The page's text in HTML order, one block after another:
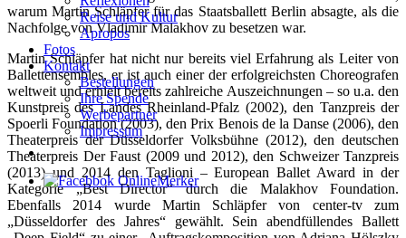
Reise und Kultur
Apropos
Fotos
Kontakt
Bestellungen
Ihre Spende
Werbepartner
Impressum
warum Martin Schläpfer für das Staatsballett Berlin absagte, als die
Nachfolge von Vladimir Malakhov zu besetzen war.
Martin Schläpfer hat nicht nur bereits viel Erfahrung als Leiter von
Ballettensembles, er ist auch einer der erfolgreichsten Choreografen
weltweit und erhielt bereits zahlreiche Auszeichnungen – so u.a. den
Kunstpreis des Landes Rheinland-Pfalz (2002), den Tanzpreis der
Spoerli Foundation (2003), den Prix Benois de la Danse (2006), den
Theaterpreis der Düsseldorfer Volksbühne (2012), den deutschen
Theaterpreis Der Faust (2009 und 2012), den Schweizer Tanzpreis
(2013) und 2014 den Taglioni – European Ballet Award in der
Kategorie „Best Director“ durch die Malakhov Foundation.
Ebenfalls 2014 wurde Martin Schläpfer von center-tv zum
„Düsseldorfer des Jahres“ gewählt. Sein abendfüllendes Ballett